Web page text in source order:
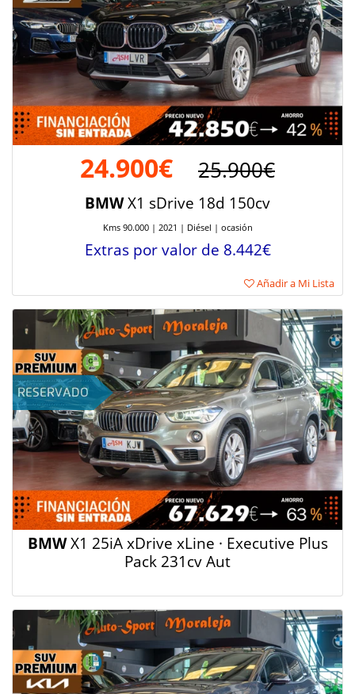
24.900€ 25.900€
BMWX1 sDrive 18d 150cv
Kms 90.000 | 2021 | Diésel | ocasión
Extras por valor de 8.442€
Añadir a Mi Lista
BMWX1 25iA xDrive xLine · Executive Plus
Pack 231cv Aut